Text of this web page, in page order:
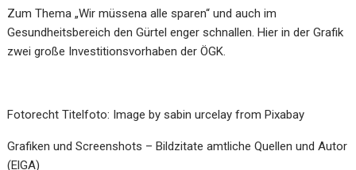
Zum Thema „Wir müssena alle sparen“ und auch im
Gesundheitsbereich den Gürtel enger schnallen. Hier in der Grafik
zwei große Investitionsvorhaben der ÖGK.
Fotorecht Titelfoto: Image bysabin urcelay fromPixabay
Grafiken und Screenshots – Bildzitate amtliche Quellen und Autor
(ElGA)